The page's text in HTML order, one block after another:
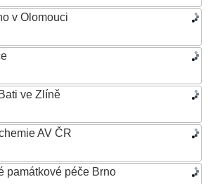
v Olomouci
ve Zlíně
AV ČR
památkové péče Brno